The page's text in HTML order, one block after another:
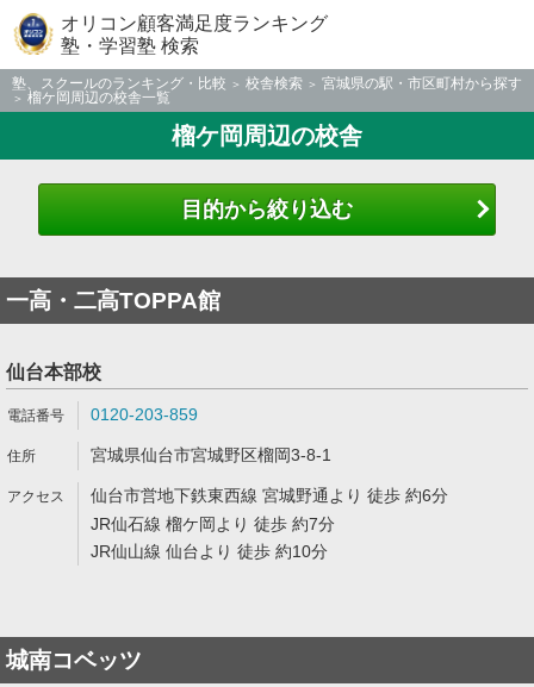
オリコン顧客満足度ランキング
塾・学習塾 検索
塾、スクールのランキング・比較 校舎検索
宮城県の駅・市区町村から探す
榴ケ岡周辺の校舎一覧
榴ケ岡周辺の校舎
目的から絞り込む
一高・二高TOPPA館
仙台本部校
0120-203-859
宮城県仙台市宮城野区榴岡3-8-1
仙台市営地下鉄東西線 宮城野通より 徒歩 約6分
JR仙石線 榴ケ岡より 徒歩 約7分
JR仙山線 仙台より 徒歩 約10分
城南コベッツ